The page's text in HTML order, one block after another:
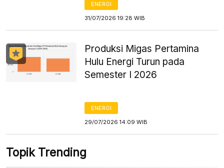
ENERGI
31/07/2026 19:28 WIB
Produksi Migas Pertamina
Hulu Energi Turun pada
Semester I 2026
ENERGI
29/07/2026 14:09 WIB
Topik Trending